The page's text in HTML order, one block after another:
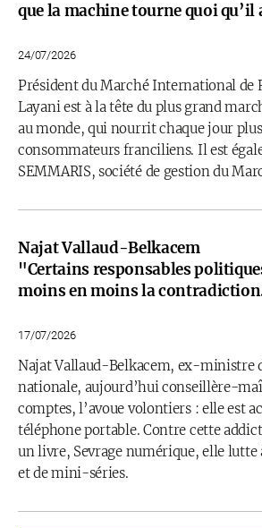
que la machine tourne quoi
24/07/2026
Président du Marché International de
Layani est à la tête du plus grand
au monde, qui nourrit chaque jour
consommateurs franciliens. Il est
SEMMARIS, société de gestion du
Najat Vallaud-Belkacem
"Certains responsables
moins en moins la
17/07/2026
Najat Vallaud-Belkacem, ex-ministre
nationale, aujourd’hui conseillère-
comptes, l’avoue volontiers : elle est
téléphone portable. Contre cette
un livre, Sevrage numérique, elle lutte
et de mini-séries.